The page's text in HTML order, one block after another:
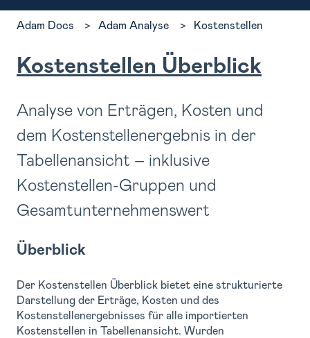
Adam Docs Adam Analyse Kostenstellen
Kostenstellen Überblick
Analyse von Erträgen, Kosten und
dem Kostenstellenergebnis in der
Tabellenansicht – inklusive
Kostenstellen-Gruppen und
Gesamtunternehmenswert
Überblick
Der Kostenstellen Überblick bietet eine strukturierte
Darstellung der Erträge, Kosten und des
Kostenstellenergebnisses für alle importierten
Kostenstellen in Tabellenansicht. Wurden